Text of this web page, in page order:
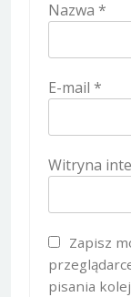
Nazwa *
E-mail *
Witryna
Zapisz
pisania